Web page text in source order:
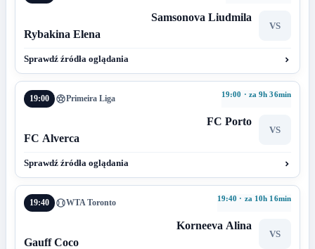
Samsonova Liudmila
VS
Rybakina Elena
Sprawdź źródła oglądania
19:00 Primeira Liga 19:00 · za 9h 36min
FC Porto
VS
FC Alverca
Sprawdź źródła oglądania
19:40 WTA Toronto 19:40 · za 10h 16min
Korneeva Alina
VS
Gauff Coco